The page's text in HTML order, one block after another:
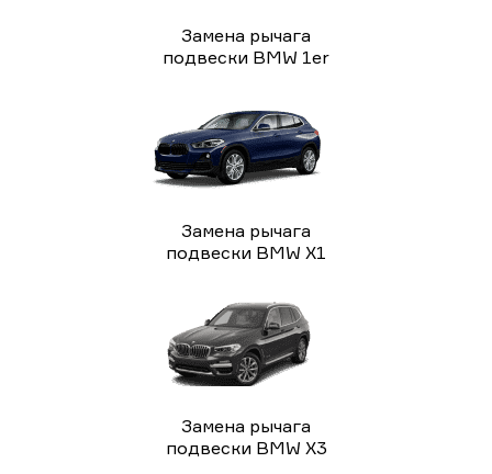
Замена рычага
подвески BMW 1er
Замена рычага
подвески BMW X1
Замена рычага
подвески BMW X3